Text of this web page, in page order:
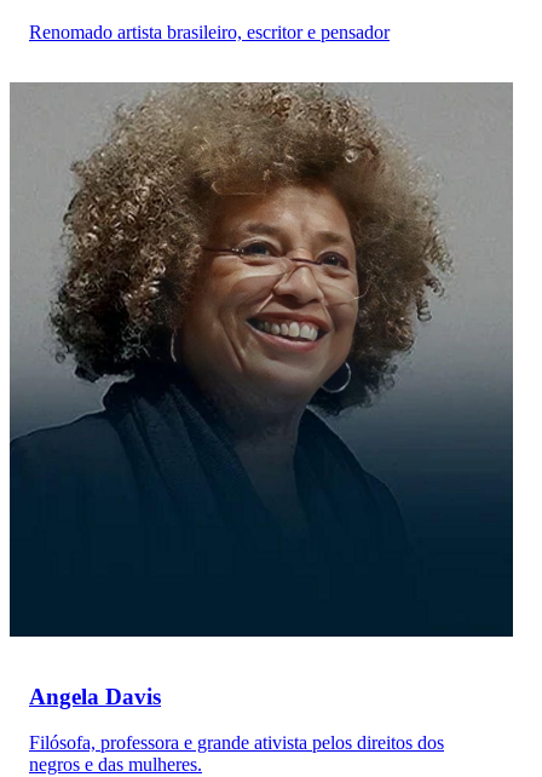
Renomado artista brasileiro, escritor e pensador
Angela Davis
Filósofa, professora e grande ativista pelos direitos dos
negros e das mulheres.